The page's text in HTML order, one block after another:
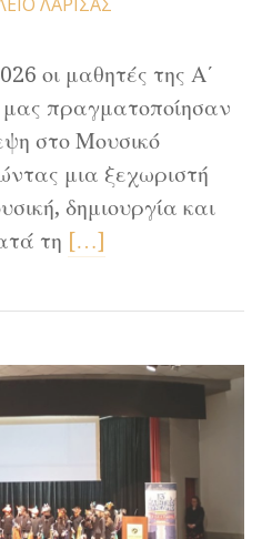
οι μαθητές της Α΄
μας πραγματοποίησαν
στο Μουσικό
μια ξεχωριστή
δημιουργία και
τη […]